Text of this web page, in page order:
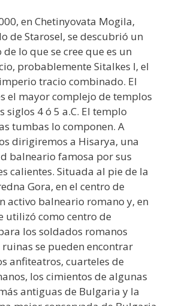
en Chetinyovata Mogila,
de Starosel, se descubrió un
lo que se cree que es un
probablemente Sitalkes I, el
tracio combinado. El
el mayor complejo de templos
siglos 4 ó 5 a.C. El templo
tumbas lo componen. A
dirigiremos a Hisarya, una
balneario famosa por sus
calientes. Situada al pie de la
Gora, en el centro de
activo balneario romano y, en
utilizó como centro de
los soldados romanos
ruinas se pueden encontrar
anfiteatros, cuarteles de
los cimientos de algunas
antiguas de Bulgaria y la